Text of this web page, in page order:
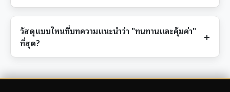
วัสดุแบบไหนที่บทความแนะนำว่า "ทนทานและคุ้มค่า"
ที่สุด?